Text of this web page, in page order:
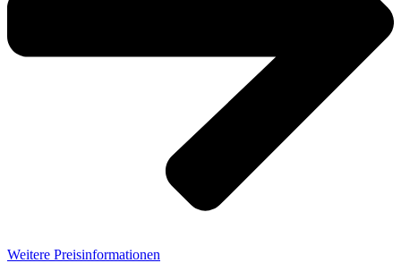
Weitere Preisinformationen